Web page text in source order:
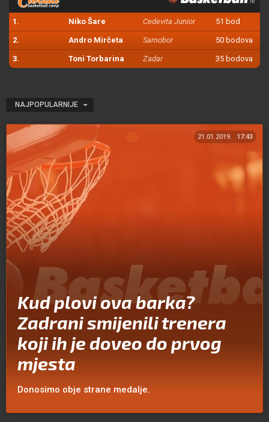
1. Niko Šare Cedevita Junior 51 bod
2. Andro Mirčeta Samobor 50 bodova
3. Toni Torbarina Zadar 35 bodova
NAJPOPULARNIJE
21.01.2019. 17:43
Kud plovi ova barka?
Zadrani smijenili trenera
koji ih je doveo do prvog
mjesta
Donosimo obje strane medalje.